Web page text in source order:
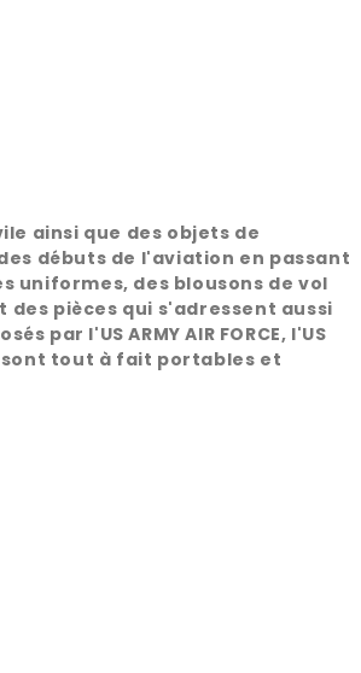
ainsi que des objets de
débuts de l'aviation en passant
uniformes, des blousons de vol
des pièces qui s'adressent aussi
l'US ARMY AIR FORCE, l'US
sont tout à fait portables et